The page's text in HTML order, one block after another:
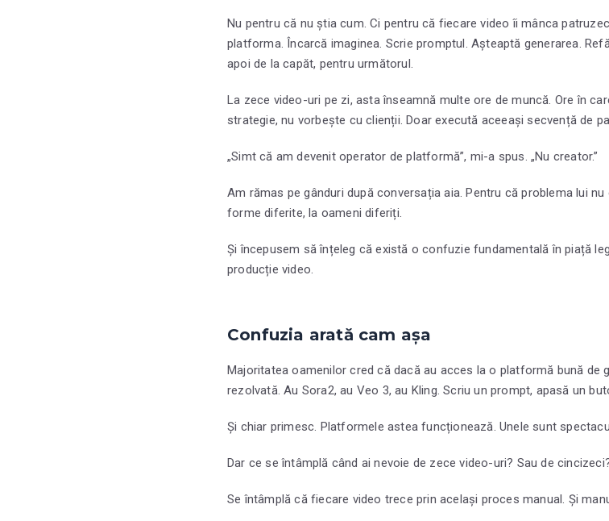
Nu pentru că nu știa cum. Ci pentru că fiecare video îi mânca
platforma. Încarcă imaginea. Scrie promptul. Așteaptă generarea.
apoi de la capăt, pentru următorul.
La zece video-uri pe zi, asta înseamnă multe ore de muncă. Ore în
strategie, nu vorbește cu clienții. Doar execută aceeași secvență de
„Simt că am devenit operator de platformă”, mi-a spus. „Nu creator.”
Am rămas pe gânduri după conversația aia. Pentru că problema lui
forme diferite, la oameni diferiți.
Și începusem să înțeleg că există o confuzie fundamentală în piață
producție video.
Confuzia arată cam așa
Majoritatea oamenilor cred că dacă au acces la o platformă bună de
rezolvată. Au Sora2, au Veo 3, au Kling. Scriu un prompt, apasă un
Și chiar primesc. Platformele astea funcționează. Unele sunt
Dar ce se întâmplă când ai nevoie de zece video-uri? Sau de
Se întâmplă că fiecare video trece prin același proces manual. Și